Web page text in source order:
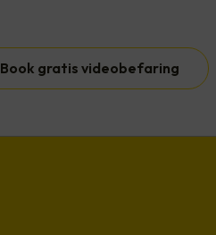
Book gratis videobefaring